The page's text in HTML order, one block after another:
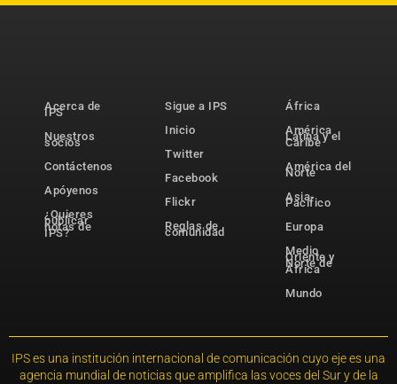
Acerca de
IPS
Nuestros
socios
Contáctenos
Apóyenos
¿Quieres
publicar
notas de
IPS?
Sigue a IPS
Inicio
Twitter
Facebook
Flickr
Reglas de
comunidad
África
América
Latina y el
Caribe
América del
Norte
Asia-
Pacífico
Europa
Medio
Oriente y
Norte de
África
Mundo
IPS es una institución internacional de comunicación cuyo eje es una
agencia mundial de noticias que amplifica las voces del Sur y de la